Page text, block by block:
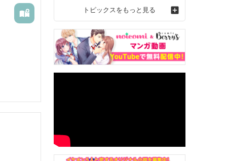
なじ
トピックスをもっと見る